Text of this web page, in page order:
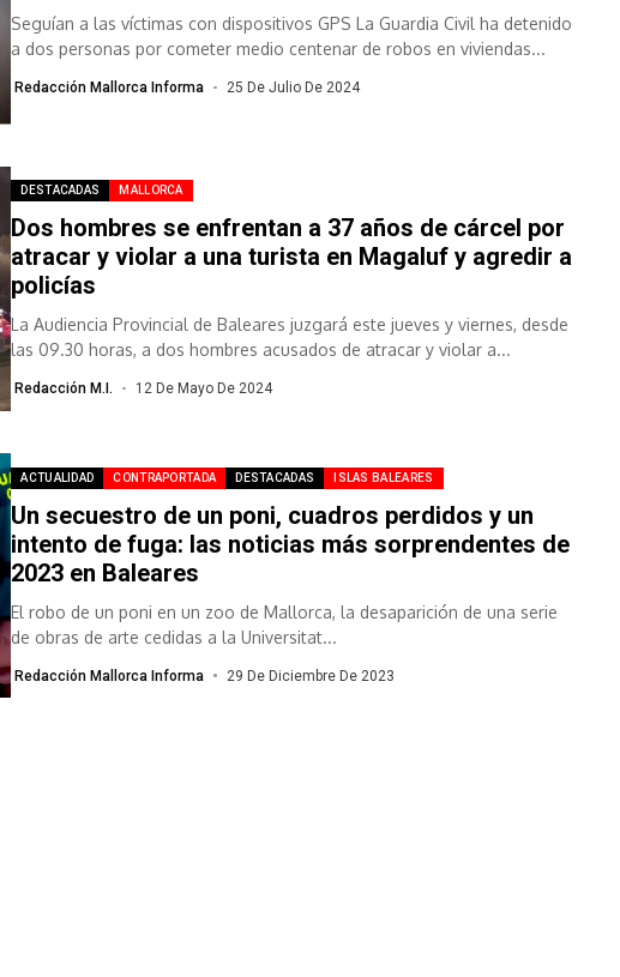
Seguían a las víctimas con dispositivos GPS La Guardia Civil ha detenido
a dos personas por cometer medio centenar de robos en viviendas...
Redacción Mallorca Informa 25 De Julio De 2024
DESTACADAS MALLORCA
Dos hombres se enfrentan a 37 años de cárcel por
atracar y violar a una turista en Magaluf y agredir a
policías
La Audiencia Provincial de Baleares juzgará este jueves y viernes, desde
las 09.30 horas, a dos hombres acusados de atracar y violar a...
Redacción M.I. 12 De Mayo De 2024
ACTUALIDAD CONTRAPORTADA DESTACADAS ISLAS BALEARES
Un secuestro de un poni, cuadros perdidos y un
intento de fuga: las noticias más sorprendentes de
2023 en Baleares
El robo de un poni en un zoo de Mallorca, la desaparición de una serie
de obras de arte cedidas a la Universitat...
Redacción Mallorca Informa 29 De Diciembre De 2023